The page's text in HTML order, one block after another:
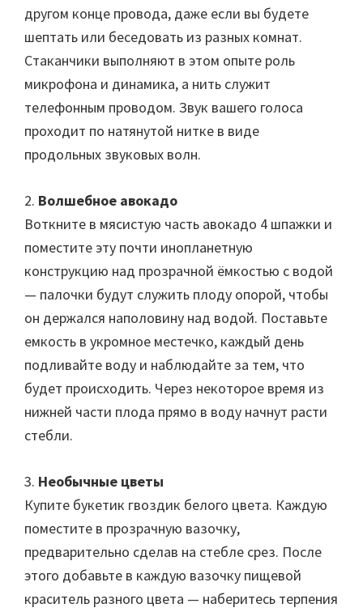
другом конце провода, даже если вы будете
шептать или беседовать из разных комнат.
Стаканчики выполняют в этом опыте роль
микрофона и динамика, а нить служит
телефонным проводом. Звук вашего голоса
проходит по натянутой нитке в виде
продольных звуковых волн.
2. Волшебное авокадо
Воткните в мясистую часть авокадо 4 шпажки и
поместите эту почти инопланетную
конструкцию над прозрачной ёмкостью с водой
— палочки будут служить плоду опорой, чтобы
он держался наполовину над водой. Поставьте
емкость в укромное местечко, каждый день
подливайте воду и наблюдайте за тем, что
будет происходить. Через некоторое время из
нижней части плода прямо в воду начнут расти
стебли.
3. Необычные цветы
Купите букетик гвоздик белого цвета. Каждую
поместите в прозрачную вазочку,
предварительно сделав на стебле срез. После
этого добавьте в каждую вазочку пищевой
краситель разного цвета — наберитесь терпения